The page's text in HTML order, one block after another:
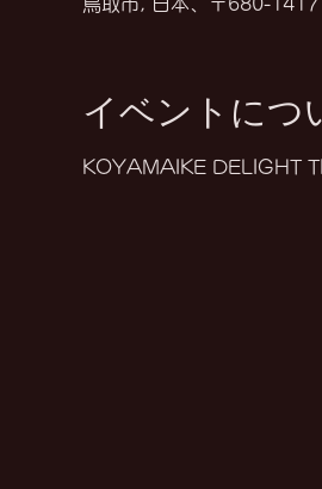
イベントにつ
KOYAMAIKE DELIGHT